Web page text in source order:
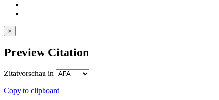
×
Preview Citation
Zitatvorschau in
Copy to clipboard